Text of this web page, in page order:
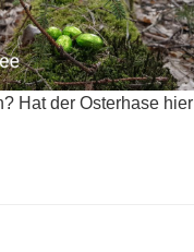
Hat der Osterhase hier